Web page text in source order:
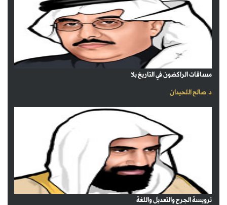
مساقات الراكضون في التاريخ بلا
د. صالح اللحيدان
ترويسة الجرح والتعديل واللغة